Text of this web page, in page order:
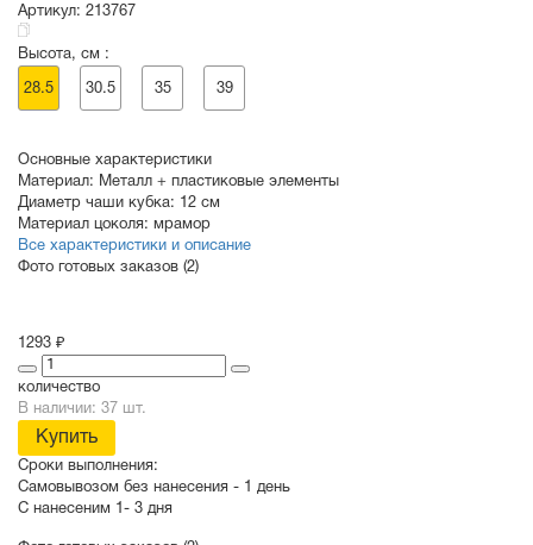
Артикул: 213767
Высота, см :
28.5 30.5 35 39
Основные характеристики
Материал: Металл + пластиковые элементы
Диаметр чаши кубка: 12 см
Материал цоколя: мрамор
Все характеристики и описание
Фото готовых заказов (2)
1293 ₽
количество
В наличии: 37 шт.
Купить
Сроки выполнения:
Самовывозом без нанесения - 1 день
С нанесеним 1- 3 дня